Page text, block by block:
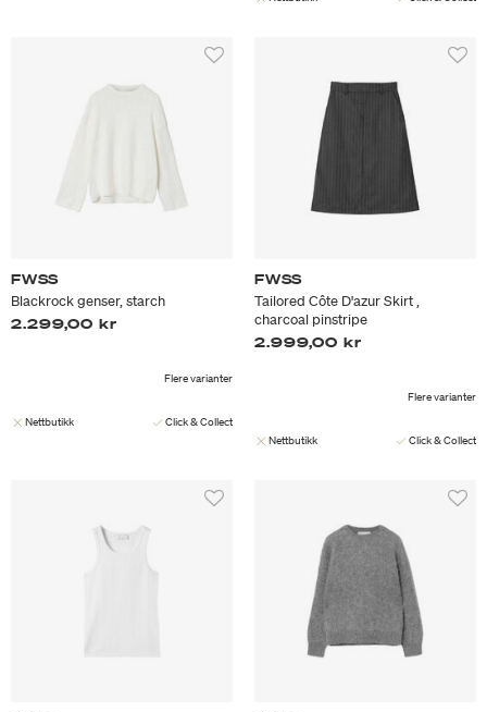
FWSS
Blackrock genser, starch
2.299,00 kr
Flere varianter
Nettbutikk Click & Collect
FWSS
Tailored Côte D'azur Skirt ,
charcoal pinstripe
2.999,00 kr
Flere varianter
Nettbutikk Click & Collect